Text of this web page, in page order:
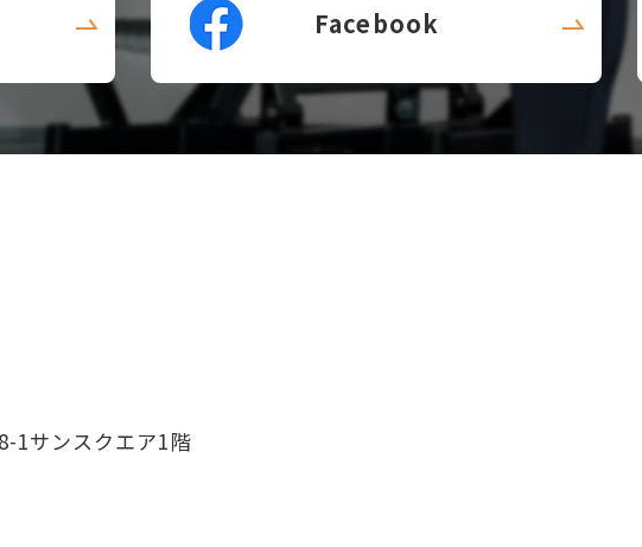
Facebook
1サンスクエア1階